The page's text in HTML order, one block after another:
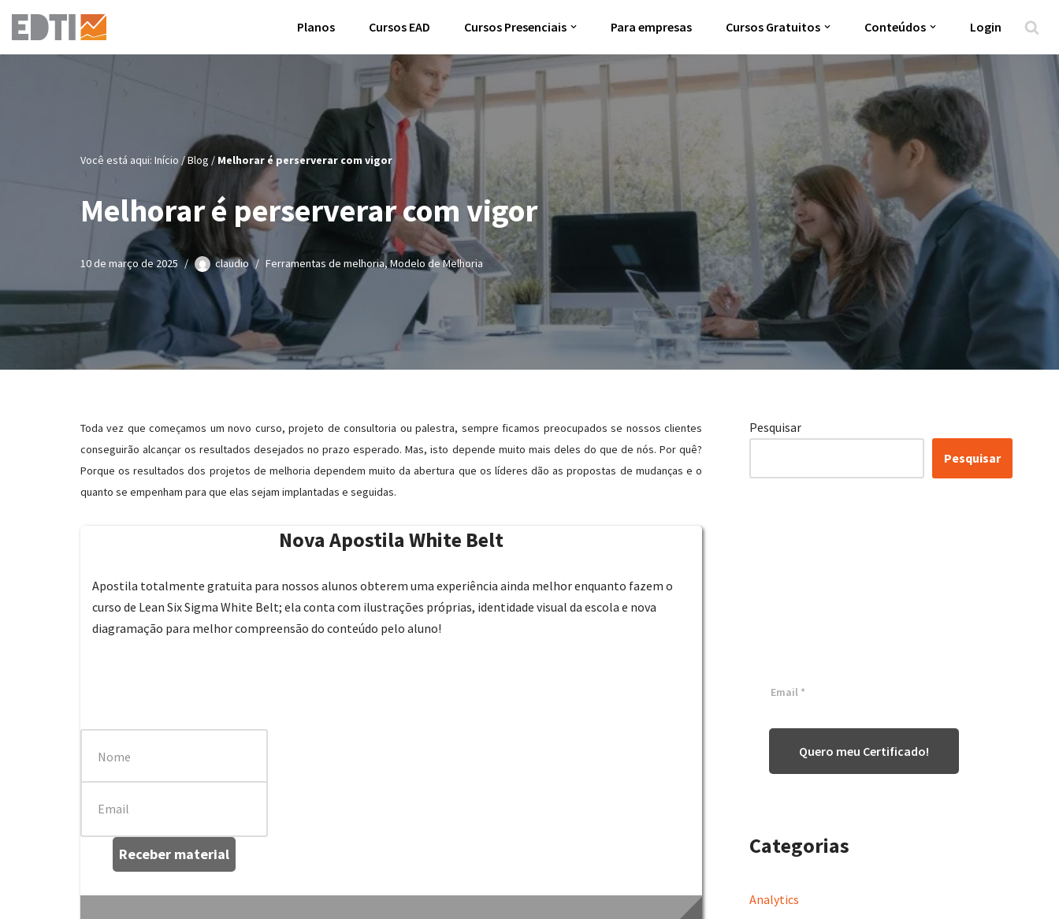
Pular
Planos Cursos EAD Cursos Presenciais Para empresas Cursos Gratuitos Conteúdos Login
Você está aqui: Início /Blog / Melhorar é perserverar com vigor
Melhorar é perserverar com vigor
10 de março de 2025 claudio Ferramentas de melhoria,Modelo de Melhoria
Toda vez que começamos um novo curso, projeto de consultoria ou palestra, sempre ficamos preocupados se nossos clientes
conseguirão alcançar os resultados desejados no prazo esperado. Mas, isto depende muito mais deles do que de nós. Por quê?
Porque os resultados dos projetos de melhoria dependem muito da abertura que os líderes dão as propostas de mudanças e o
quanto se empenham para que elas sejam implantadas e seguidas.
Nova Apostila White Belt
Apostila totalmente gratuita para nossos alunos obterem uma experiência ainda melhor enquanto fazem o
curso de Lean Six Sigma White Belt; ela conta com ilustrações próprias, identidade visual da escola e nova
diagramação para melhor compreensão do conteúdo pelo aluno!
Receber material
Pesquisar
Pesquisar
Quero meu Certificado!
Categorias
Analytics